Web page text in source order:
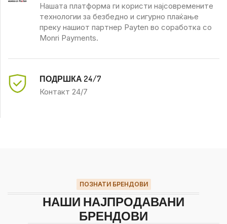
Нашата платформа ги користи најсовремените
технологии за безбедно и сигурно плаќање
преку нашиот партнер Payten во соработка со
Monri Payments.
ПОДРШКА 24/7
Контакт 24/7
ПОЗНАТИ БРЕНДОВИ
НАШИ НАЈПРОДАВАНИ
БРЕНДОВИ